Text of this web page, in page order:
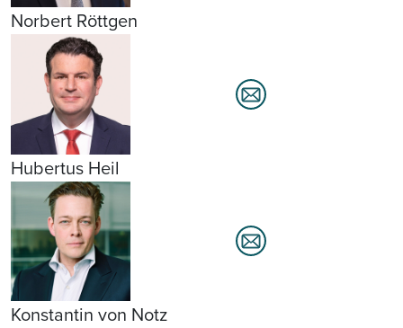
Norbert Röttgen
Hubertus Heil
Konstantin von Notz